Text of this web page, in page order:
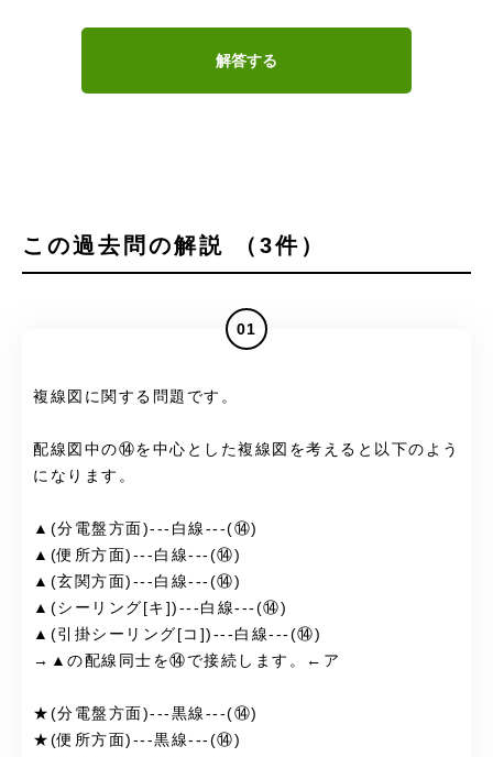
解答する
この過去問の解説 （3件）
01
複線図に関する問題です。
配線図中の⑭を中心とした複線図を考えると以下のよう
になります。
▲(分電盤方面)---白線---(⑭)
▲(便所方面)---白線---(⑭)
▲(玄関方面)---白線---(⑭)
▲(シーリング[キ])---白線---(⑭)
▲(引掛シーリング[コ])---白線---(⑭)
→▲の配線同士を⑭で接続します。←ア
★(分電盤方面)---黒線---(⑭)
★(便所方面)---黒線---(⑭)